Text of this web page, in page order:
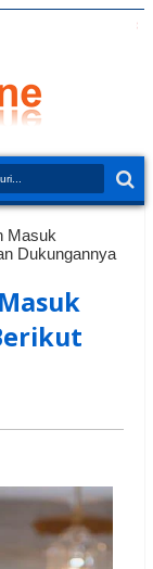
Masuk
Dukungannya